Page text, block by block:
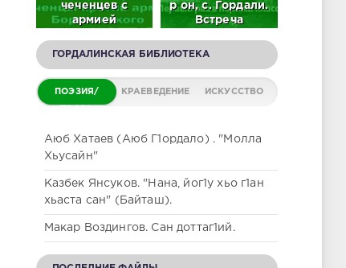
чеченцев с
армией
окраинах
р он, с. Гордали.
Встреча
71. 2023 г.
ГОРДАЛИНСКАЯ БИБЛИОТЕКА
ПОЭЗИЯ/ КРАЕВЕДЕНИЕ ИСКУССТВО
Аюб Хатаев (Аюб Г1ордало) . "Молла
Хьусайн"
Казбек Янсуков. "Нана, йог1у хьо г1ан
хьаста сан" (Байташ).
Макар Воздингов. Сан доттаг1ий.